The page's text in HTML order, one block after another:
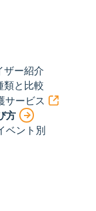
ザー紹介
類と比較
サービス
方
ベント別